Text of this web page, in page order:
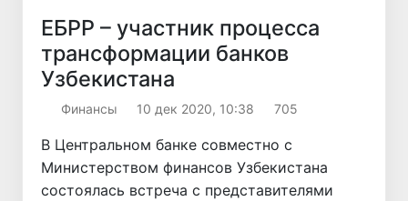
ЕБРР – участник процесса
трансформации банков
Узбекистана
Финансы 10 дек 2020, 10:38 705
В Центральном банке совместно с
Министерством финансов Узбекистана
состоялась встреча с представителями